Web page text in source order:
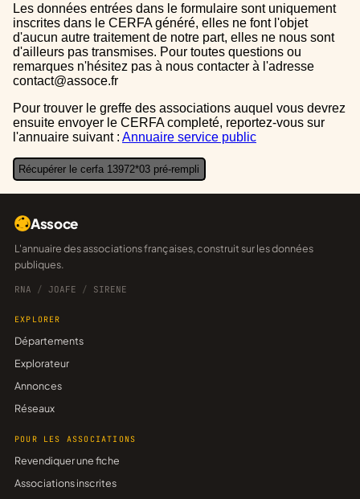
Les données entrées dans le formulaire sont uniquement
inscrites dans le CERFA généré, elles ne font l'objet
d'aucun autre traitement de notre part, elles ne nous sont
d'ailleurs pas transmises. Pour toutes questions ou
remarques n'hésitez pas à nous contacter à l'adresse
contact@assoce.fr
Pour trouver le greffe des associations auquel vous devrez
ensuite envoyer le CERFA completé, reportez-vous sur
l'annuaire suivant : Annuaire service public
Récupérer le cerfa 13972*03 pré-rempli
Assoce
L'annuaire des associations françaises, construit sur les données
publiques.
RNA / JOAFE / SIRENE
EXPLORER
Départements
Explorateur
Annonces
Réseaux
POUR LES ASSOCIATIONS
Revendiquer une fiche
Associations inscrites